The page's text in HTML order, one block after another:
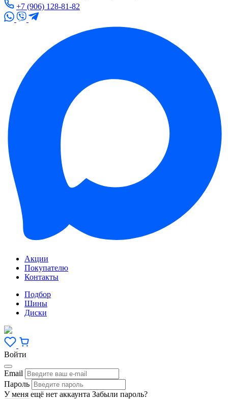
+7 (906) 128-81-82
Акции
Покупателю
Контакты
Подбор
Шины
Диски
Войти
Email
Пароль
У меня ещё нет аккаунта Забыли пароль?